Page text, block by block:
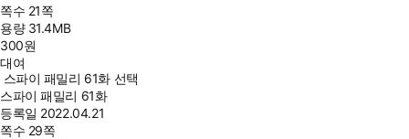
쪽수 21쪽
용량 31.4MB
300원
대여
스파이 패밀리 61화 선택
스파이 패밀리 61화
등록일 2022.04.21
쪽수 29쪽